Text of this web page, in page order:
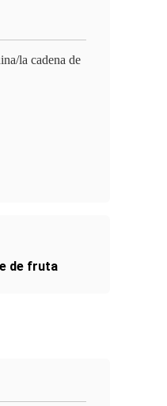
la cadena de
de fruta